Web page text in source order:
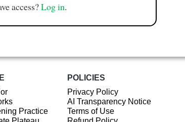
access?Log in.
Practice
POLICIES
Privacy Policy
AI Transparency Notice
Terms of Use